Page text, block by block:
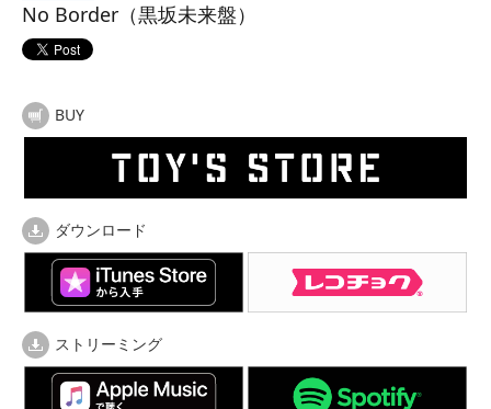
No Border（黒坂未来盤）
BUY
ダウンロード
ストリーミング